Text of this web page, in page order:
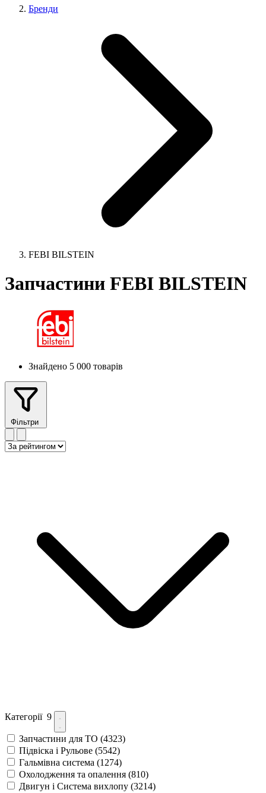
Бренди
FEBI BILSTEIN
Запчастини FEBI BILSTEIN
Знайдено 5 000 товарів
Фільтри
Категорії 9
Запчастини для ТО (4323)
Підвіска і Рульове (5542)
Гальмівна система (1274)
Охолодження та опалення (810)
Двигун і Система вихлопу (3214)